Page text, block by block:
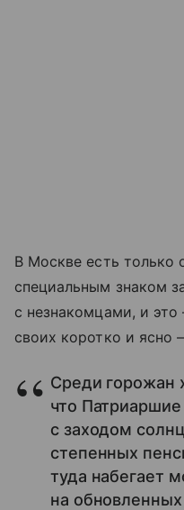
В Москве есть только
специальным знаком
с незнакомцами, и
своих коротко и ясно
Среди горожан
что
с заходом
степенных
туда набегает
на